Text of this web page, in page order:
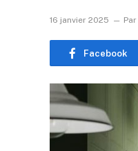
16 janvier 2025 Par
Facebook